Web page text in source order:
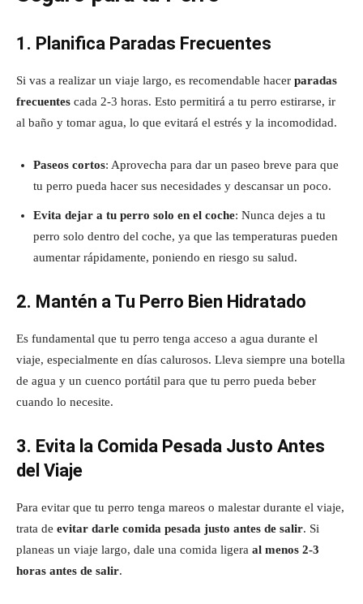
1. Planifica Paradas Frecuentes
Si vas a realizar un viaje largo, es recomendable hacer paradas
frecuentes cada 2-3 horas. Esto permitirá a tu perro estirarse, ir
al baño y tomar agua, lo que evitará el estrés y la incomodidad.
Paseos cortos: Aprovecha para dar un paseo breve para que
tu perro pueda hacer sus necesidades y descansar un poco.
Evita dejar a tu perro solo en el coche: Nunca dejes a tu
perro solo dentro del coche, ya que las temperaturas pueden
aumentar rápidamente, poniendo en riesgo su salud.
2. Mantén a Tu Perro Bien Hidratado
Es fundamental que tu perro tenga acceso a agua durante el
viaje, especialmente en días calurosos. Lleva siempre una botella
de agua y un cuenco portátil para que tu perro pueda beber
cuando lo necesite.
3. Evita la Comida Pesada Justo Antes
del Viaje
Para evitar que tu perro tenga mareos o malestar durante el viaje,
trata de evitar darle comida pesada justo antes de salir. Si
planeas un viaje largo, dale una comida ligera al menos 2-3
horas antes de salir.